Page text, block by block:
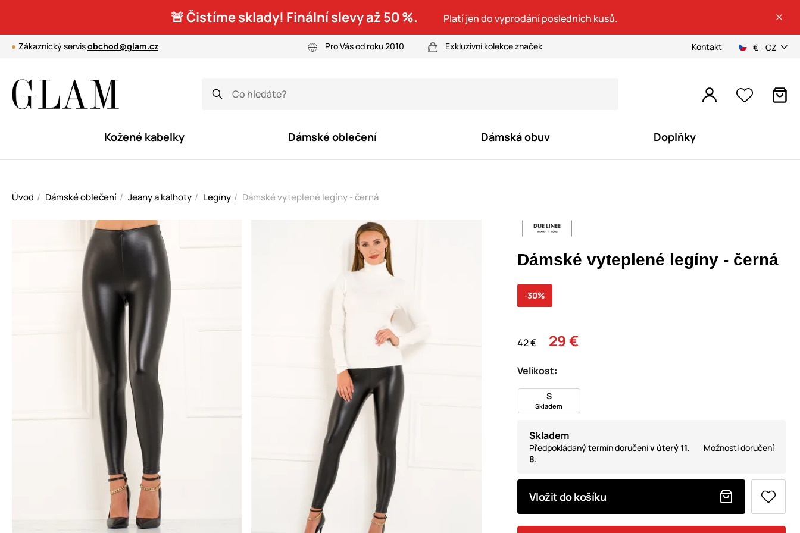
🚨 Čistíme sklady! Finální slevy až 50 %. Platí jen do vyprodání posledních kusů.
Zákaznický servisobchod@glam.cz Pro Vás od roku 2010 Exkluzivní kolekce značek Kontakt € - CZ
Kožené kabelky Dámské oblečení Dámská obuv Doplňky
Úvod Dámské oblečení Jeany a kalhoty Legíny Dámské vyteplené legíny - černá
Dámské vyteplené legíny - černá
42 € 29 €
-30%
Velikost:
S
Skladem
Skladem
Předpokládaný termín doručenív úterý 11.
8.
Možnosti doručení
Vložit do košíku